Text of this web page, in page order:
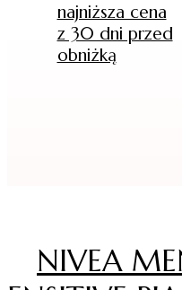
najniższa cena
z 30 dni przed
obniżką
NIVEA